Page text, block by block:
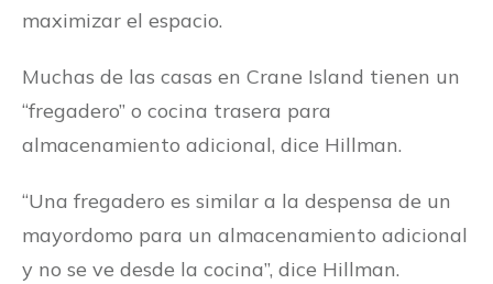
maximizar el espacio.
Muchas de las casas en Crane Island tienen un
“fregadero” o cocina trasera para
almacenamiento adicional, dice Hillman.
“Una fregadero es similar a la despensa de un
mayordomo para un almacenamiento adicional
y no se ve desde la cocina”, dice Hillman.